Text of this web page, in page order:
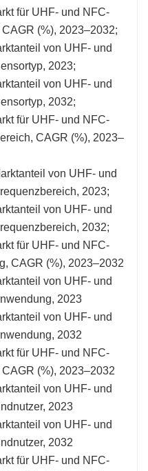
für UHF- und NFC-
(%), 2023–2032;
von UHF- und
2023;
von UHF- und
2032;
für UHF- und NFC-
CAGR (%), 2023–
von UHF- und
2023;
von UHF- und
2032;
für UHF- und NFC-
CAGR (%), 2023–2032
von UHF- und
2023
von UHF- und
2032
für UHF- und NFC-
(%), 2023–2032
von UHF- und
2023
von UHF- und
2032
für UHF- und NFC-